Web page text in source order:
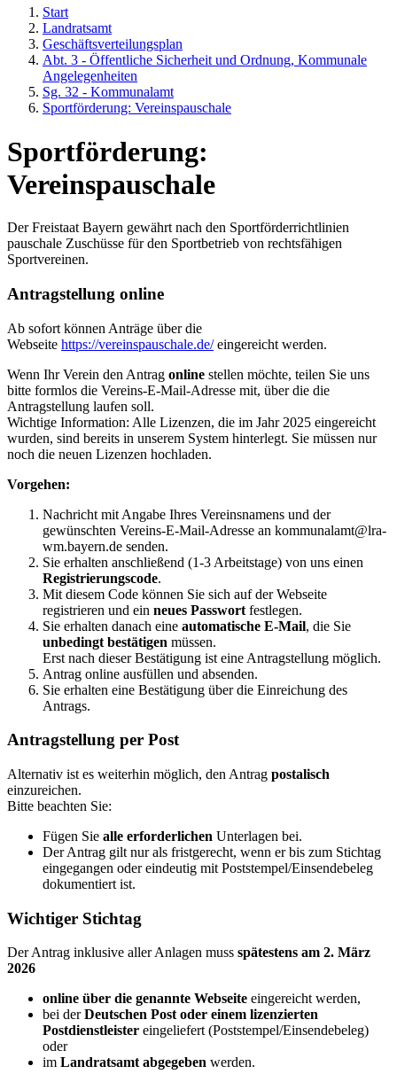
Start
Landratsamt
Geschäftsverteilungsplan
Abt. 3 - Öffentliche Sicherheit und Ordnung, Kommunale
Angelegenheiten
Sg. 32 - Kommunalamt
Sportförderung: Vereinspauschale
Sportförderung:
Vereinspauschale
Der Freistaat Bayern gewährt nach den Sportförderrichtlinien
pauschale Zuschüsse für den Sportbetrieb von rechtsfähigen
Sportvereinen.
Antragstellung online
Ab sofort können Anträge über die
Webseite https://vereinspauschale.de/eingereicht werden.
Wenn Ihr Verein den Antrag online stellen möchte, teilen Sie uns
bitte formlos die Vereins-E-Mail-Adresse mit, über die die
Antragstellung laufen soll.
Wichtige Information: Alle Lizenzen, die im Jahr 2025 eingereicht
wurden, sind bereits in unserem System hinterlegt. Sie müssen nur
noch die neuen Lizenzen hochladen.
Vorgehen:
Nachricht mit Angabe Ihres Vereinsnamens und der
gewünschten Vereins-E-Mail-Adresse an kommunalamt@lra-
wm.bayern.de senden.
Sie erhalten anschließend (1-3 Arbeitstage) von uns einen
Registrierungscode.
Mit diesem Code können Sie sich auf der Webseite
registrieren und ein neues Passwort festlegen.
Sie erhalten danach eine automatische E-Mail, die Sie
unbedingt bestätigen müssen.
Erst nach dieser Bestätigung ist eine Antragstellung möglich.
Antrag online ausfüllen und absenden.
Sie erhalten eine Bestätigung über die Einreichung des
Antrags.
Antragstellung per Post
Alternativ ist es weiterhin möglich, den Antrag postalisch
einzureichen.
Bitte beachten Sie:
Fügen Sie alle erforderlichen Unterlagen bei.
Der Antrag gilt nur als fristgerecht, wenn er bis zum Stichtag
eingegangen oder eindeutig mit Poststempel/Einsendebeleg
dokumentiert ist.
Wichtiger Stichtag
Der Antrag inklusive aller Anlagen muss spätestens am 2. März
2026
online über die genannte Webseite eingereicht werden,
bei derDeutschen Post oder einem lizenzierten
Postdienstleister eingeliefert (Poststempel/Einsendebeleg)
oder
im Landratsamt abgegeben werden.